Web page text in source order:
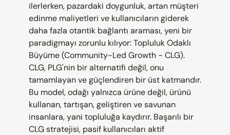
ilerlerken, pazardaki doygunluk, artan müşteri
edinme maliyetleri ve kullanıcıların giderek
daha fazla otantik bağlantı araması, yeni bir
paradigmayı zorunlu kılıyor: Topluluk Odaklı
Büyüme (Community-Led Growth - CLG).
CLG, PLG'nin bir alternatifi değil, onu
tamamlayan ve güçlendiren bir üst katmandır.
Bu model, odağı yalnızca ürüne değil, ürünü
kullanan, tartışan, geliştiren ve savunan
insanlara, yani topluluğa kaydırır. Başarılı bir
CLG stratejisi, pasif kullanıcıları aktif